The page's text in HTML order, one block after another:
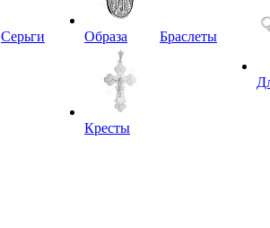
Серьги Образа
Кресты
Браслеты